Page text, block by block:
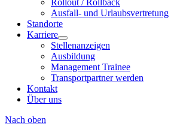
Rollout / Rollback
Ausfall- und Urlaubsvertretung
Standorte
Karriere
Stellenanzeigen
Ausbildung
Management Trainee
Transportpartner werden
Kontakt
Über uns
Nach oben